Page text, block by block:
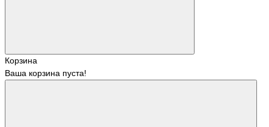
Корзина
Ваша корзина пуста!